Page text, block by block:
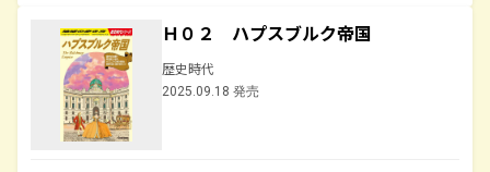
Ｈ０２ ハプスブルク帝国
歴史時代
2025.09.18 発売